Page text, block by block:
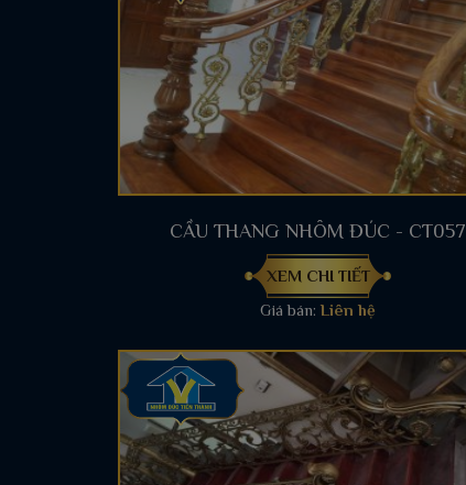
CẦU THANG NHÔM ĐÚC - CT057
XEM CHI TIẾT
Giá bán:Liên hệ